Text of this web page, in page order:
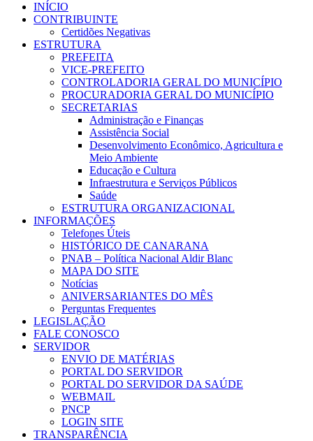
INÍCIO
CONTRIBUINTE
Certidões Negativas
ESTRUTURA
PREFEITA
VICE-PREFEITO
CONTROLADORIA GERAL DO MUNICÍPIO
PROCURADORIA GERAL DO MUNICÍPIO
SECRETARIAS
Administração e Finanças
Assistência Social
Desenvolvimento Econômico, Agricultura e
Meio Ambiente
Educação e Cultura
Infraestrutura e Serviços Públicos
Saúde
ESTRUTURA ORGANIZACIONAL
INFORMAÇÕES
Telefones Úteis
HISTÓRICO DE CANARANA
PNAB – Política Nacional Aldir Blanc
MAPA DO SITE
Notícias
ANIVERSARIANTES DO MÊS
Perguntas Frequentes
LEGISLAÇÃO
FALE CONOSCO
SERVIDOR
ENVIO DE MATÉRIAS
PORTAL DO SERVIDOR
PORTAL DO SERVIDOR DA SAÚDE
WEBMAIL
PNCP
LOGIN SITE
TRANSPARÊNCIA